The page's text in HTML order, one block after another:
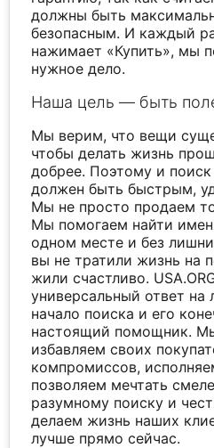
должны быть
безопасным. И каждый
нажимает «Купить», мы
нужное дело.
Наша цель — быть
Мы верим, что вещи
чтобы делать жизнь
добрее. Поэтому и
должен быть быстрым,
Мы не просто продаем
Мы помогаем найти
одном месте и без
вы не тратили жизнь на
жили счастливо.
универсальный ответ на
начало поиска и его
настоящий помощник.
избавляем своих
компромиссов,
позволяем мечтать
разумному поиску и
делаем жизнь наших
лучше прямо сейчас.